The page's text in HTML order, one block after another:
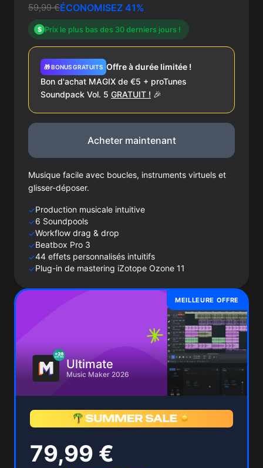
59,99 €ÉCONOMISEZ 41%
$ Prix le plus bas des 30 derniers jours !
🎁 BONUS GRATUITS Offre à durée limitée !
Bon d'achat MAGIX de €5 + proTunes
Soundpack Vol. 5 GRATUIT ! 🎉
Acheter maintenant
Musique facile avec boucles, instruments virtuels et
glisser-déposer.
✓Production musicale intuitive
✓6 Soundpools
✓Workflow drag & drop
✓Beatbox Pro 3
✓44 effets personnalisés intuitifs
✓Plug-in de mastering iZotope Ozone 11
MEILLEURE OFFRE
Ultimate
Music Maker 2026
79,99 €